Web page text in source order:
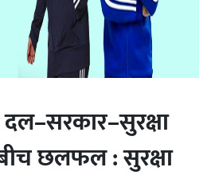
दल–सरकार–सुरक्षा
छलफल : सुरक्षा